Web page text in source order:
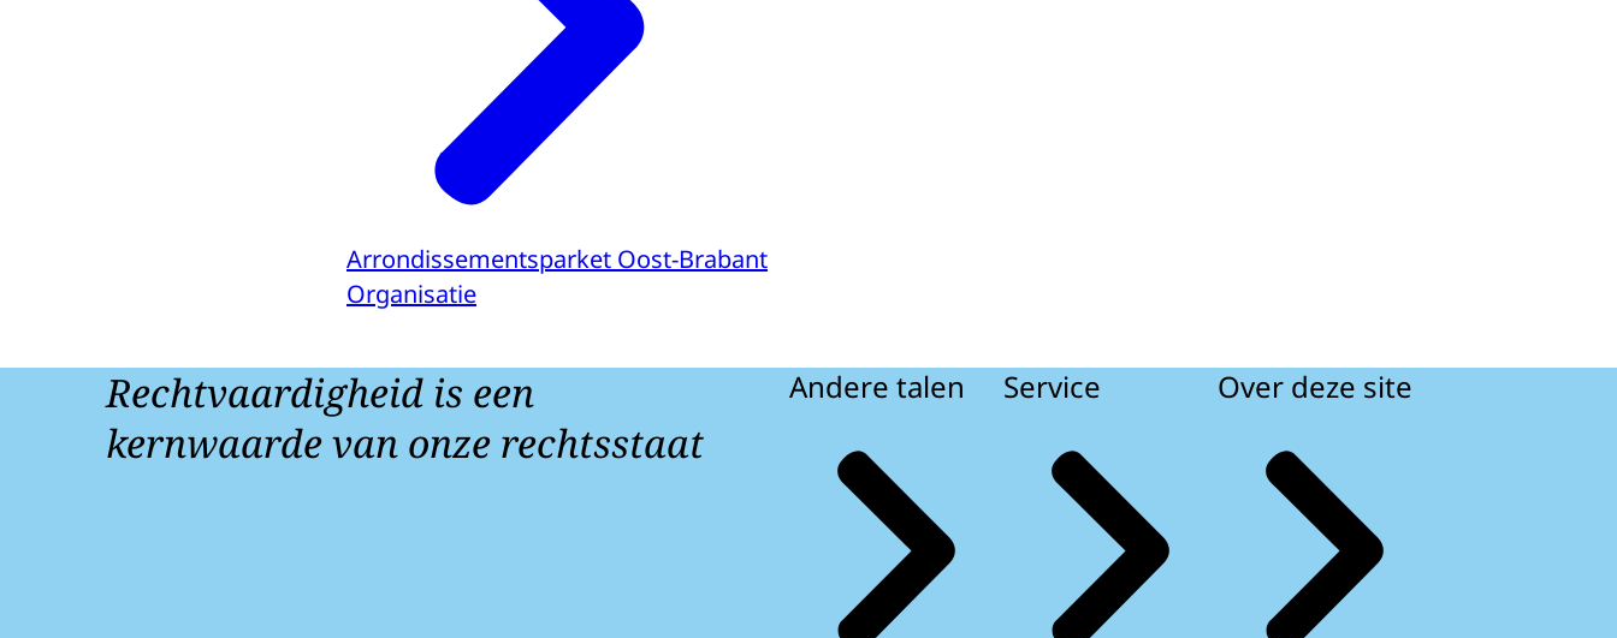
Arrondissementsparket Oost-Brabant
Organisatie
Rechtvaardigheid is een
kernwaarde van onze rechtsstaat
Andere talen Service Over deze site